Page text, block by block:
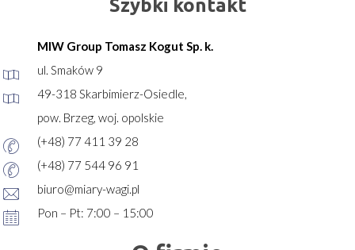
Szybki kontakt
MIW Group Tomasz Kogut Sp. k.
ul. Smaków 9
49-318 Skarbimierz-Osiedle,
pow. Brzeg, woj. opolskie
(+48) 77 411 39 28
(+48) 77 544 96 91
biuro@miary-wagi.pl
Pon – Pt: 7:00 – 15:00